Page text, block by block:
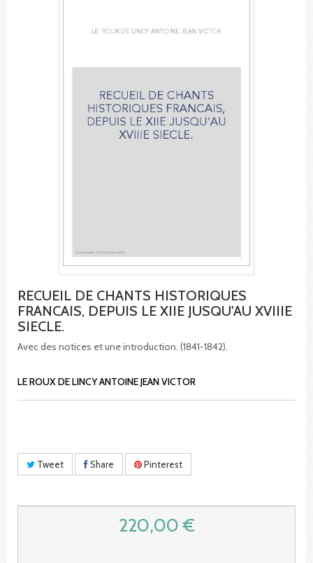
RECUEIL DE CHANTS HISTORIQUES
FRANCAIS, DEPUIS LE XIIE JUSQU'AU XVIIIE
SIECLE.
Avec des notices et une introduction. (1841-1842).
LE ROUX DE LINCY ANTOINE JEAN VICTOR
Tweet Share Pinterest
220,00 €